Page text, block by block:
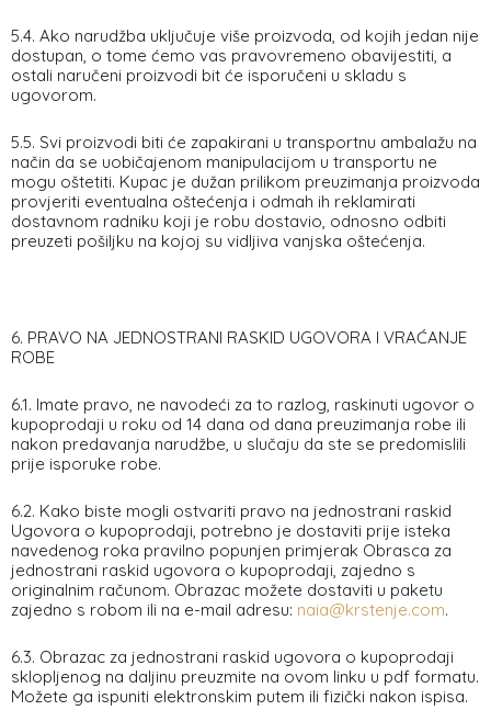
5.4. Ako narudžba uključuje više proizvoda, od kojih jedan nije
dostupan, o tome ćemo vas pravovremeno obavijestiti, a
ostali naručeni proizvodi bit će isporučeni u skladu s
ugovorom.
5.5. Svi proizvodi biti će zapakirani u transportnu ambalažu na
način da se uobičajenom manipulacijom u transportu ne
mogu oštetiti. Kupac je dužan prilikom preuzimanja proizvoda
provjeriti eventualna oštećenja i odmah ih reklamirati
dostavnom radniku koji je robu dostavio, odnosno odbiti
preuzeti pošiljku na kojoj su vidljiva vanjska oštećenja.
6. PRAVO NA JEDNOSTRANI RASKID UGOVORA I VRAĆANJE
ROBE
6.1. Imate pravo, ne navodeći za to razlog, raskinuti ugovor o
kupoprodaji u roku od 14 dana od dana preuzimanja robe ili
nakon predavanja narudžbe, u slučaju da ste se predomislili
prije isporuke robe.
6.2. Kako biste mogli ostvariti pravo na jednostrani raskid
Ugovora o kupoprodaji, potrebno je dostaviti prije isteka
navedenog roka pravilno popunjen primjerak Obrasca za
jednostrani raskid ugovora o kupoprodaji, zajedno s
originalnim računom. Obrazac možete dostaviti u paketu
zajedno s robom ili na e-mail adresu: naia@krstenje.com.
6.3. Obrazac za jednostrani raskid ugovora o kupoprodaji
sklopljenog na daljinu preuzmite na ovom linku u pdf formatu.
Možete ga ispuniti elektronskim putem ili fizički nakon ispisa.